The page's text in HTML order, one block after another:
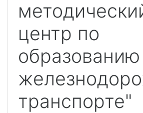
центр по
транспорте"